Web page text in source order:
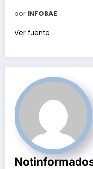
por INFOBAE
Ver fuente